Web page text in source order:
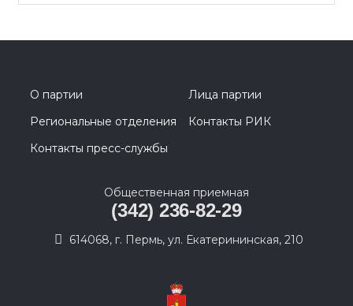
О партии
Лица партии
Региональные отделения
Контакты РИК
Контакты пресс-службы
Общественная приемная
(342) 236-82-29
614068, г. Пермь, ул. Екатерининская, 210